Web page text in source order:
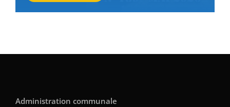
Administration communale